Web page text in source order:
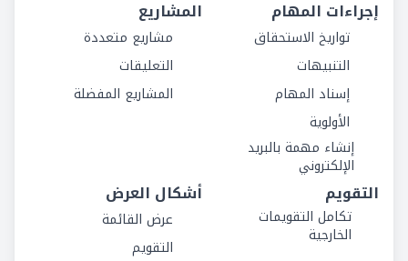
إجراءات المهام
تواريخ الاستحقاق
التنبيهات
إسناد المهام
الأولوية
إنشاء مهمة بالبريد
الإلكتروني
المشاريع
مشاريع متعددة
التعليقات
المشاريع المفضلة
التقويم
تكامل التقويمات
الخارجية
أشكال العرض
عرض القائمة
التقويم